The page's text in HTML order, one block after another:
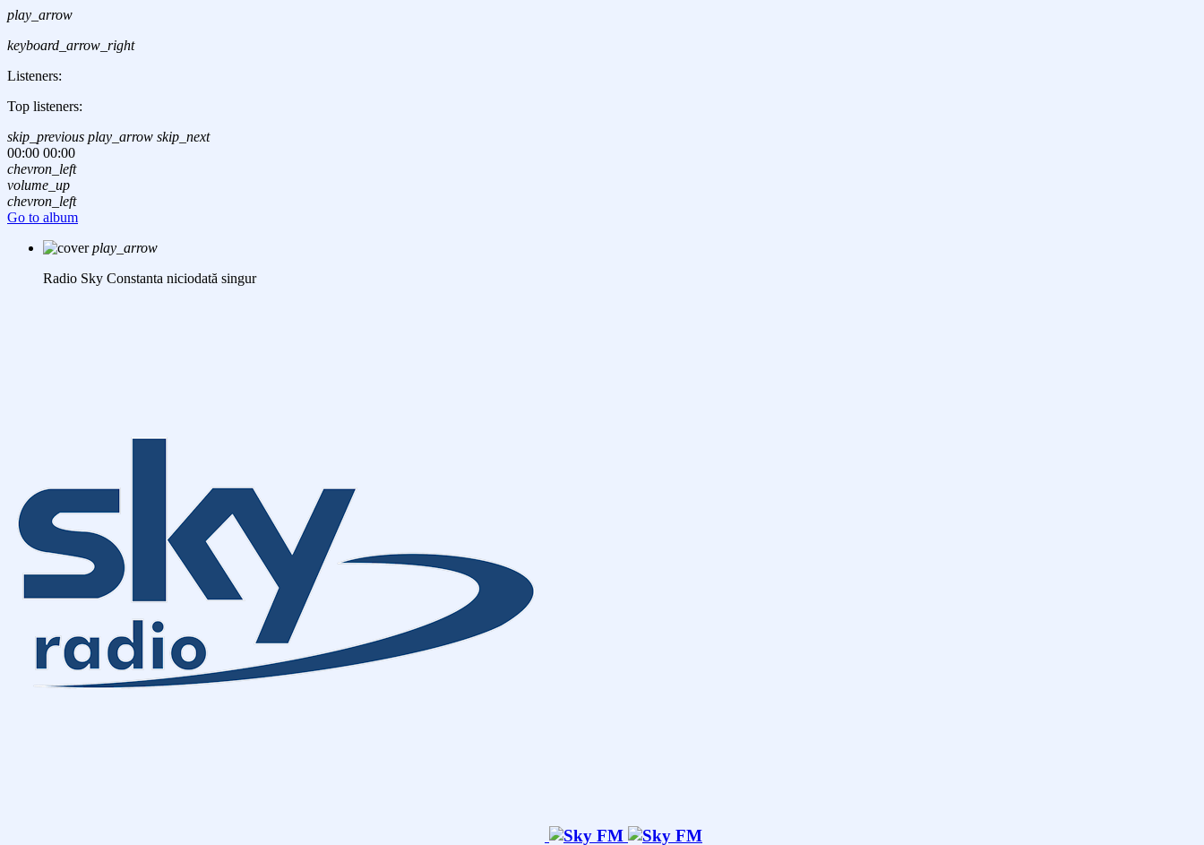
play_arrow
keyboard_arrow_right
Listeners:
Top listeners:
skip_previous play_arrow skip_next
00:00 00:00
chevron_left
volume_up
chevron_left
Go to album
play_arrow
Radio Sky Constanta niciodată singur